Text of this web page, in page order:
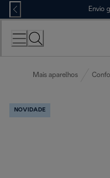
Skip
to
Content
Envio
Mais aparelhos
NOVIDADE